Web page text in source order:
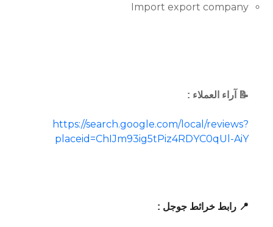
Import export company
📝 آراء العملاء :
https://search.google.com/local/reviews?
placeid=ChIJm93ig5tPiz4RDYC0qUl-AiY
📍 رابط خرائط جوجل :